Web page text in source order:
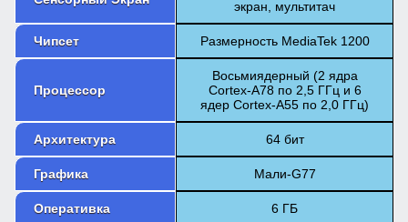
экран, мультитач
Чипсет Размерность MediaTek 1200
Процессор
Восьмиядерный (2 ядра
Cortex-A78 по 2,5 ГГц и 6
ядер Cortex-A55 по 2,0 ГГц)
Архитектура 64 бит
Графика Мали-G77
Оперативка 6 ГБ